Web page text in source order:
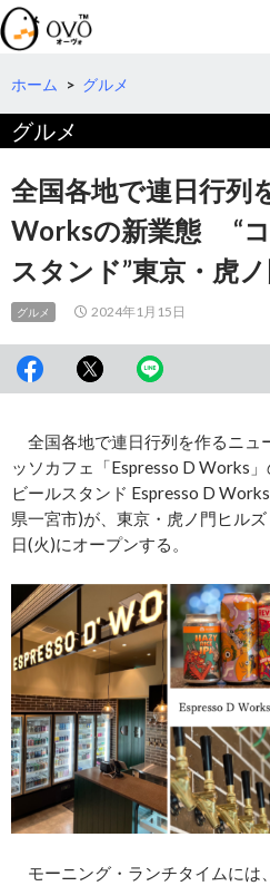
検
索
コ
テ
ツ
へ
動
ホーム > グルメ
グルメ
全国各地で連日行列
Worksの新業態 “
スタンド”東京・虎
グルメ 2024年1月15日
全国各地で連日行列を作るニュ
ッソカフェ「Espresso D Works
ビールスタンド Espresso D
県一宮市)が、東京・虎ノ門ヒル
日(火)にオープンする。
モーニング・ランチタイムには